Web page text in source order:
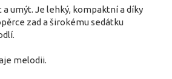
umýt. Je lehký, kompaktní a díky
zad a širokému sedátku
melodii.